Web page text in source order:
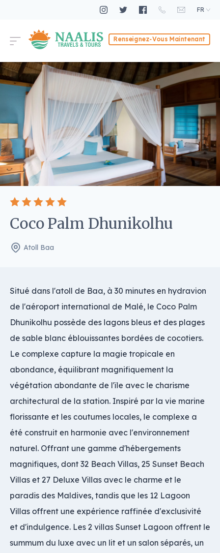
FR
Renseignez-Vous Maintenant
Coco Palm Dhunikolhu
Atoll Baa
Situé dans l'atoll de Baa, à 30 minutes en hydravion
de l'aéroport international de Malé, le Coco Palm
Dhunikolhu possède des lagons bleus et des plages
de sable blanc éblouissantes bordées de cocotiers.
Le complexe capture la magie tropicale en
abondance, équilibrant magnifiquement la
végétation abondante de l'île avec le charisme
architectural de la station. Inspiré par la vie marine
florissante et les coutumes locales, le complexe a
été construit en harmonie avec l'environnement
naturel. Offrant une gamme d'hébergements
magnifiques, dont 32 Beach Villas, 25 Sunset Beach
Villas et 27 Deluxe Villas avec le charme et le
paradis des Maldives, tandis que les 12 Lagoon
Villas offrent une expérience raffinée d'exclusivité
et d'indulgence. Les 2 villas Sunset Lagoon offrent le
summum du luxe avec un lit et un salon séparés, un